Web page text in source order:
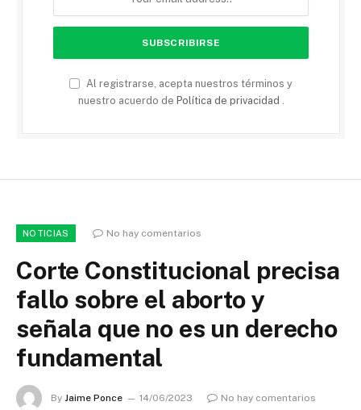
Al registrarse, acepta nuestros términos y
nuestro acuerdo de Política de privacidad .
NOTICIAS No hay comentarios
Corte Constitucional precisa
fallo sobre el aborto y
señala que no es un derecho
fundamental
By Jaime Ponce 14/06/2023 No hay comentarios